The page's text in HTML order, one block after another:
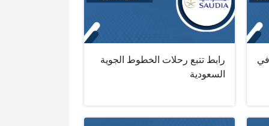
في
رابط تتبع رحلات الخطوط الجوية
السعودية